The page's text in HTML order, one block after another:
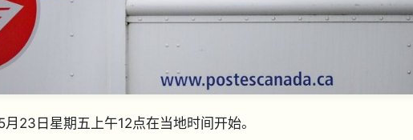
23日星期五上午12点在当地时间开始。